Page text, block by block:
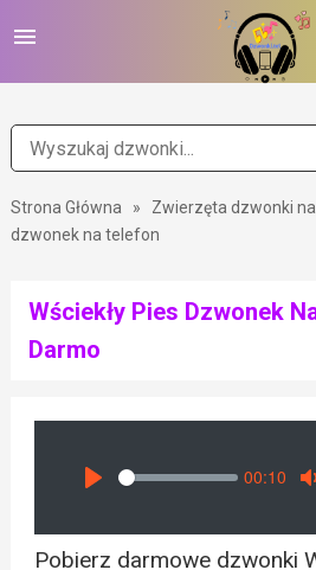
Strona Główna » Zwierzęta dzwonki
dzwonek na telefon
Wściekły Pies Dzwonek
Darmo
Seek
00:10
Pobierz darmowe dzwonki